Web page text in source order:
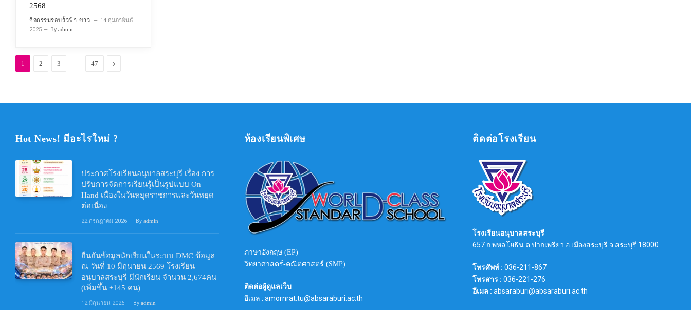
2568
กิจกรรมรอบรั้วฟ้า-ขาว
14 กุมภาพันธ์
2025
By admin
1 2 3 47 Next
Hot News! มีอะไรใหม่ ?
ประกาศโรงเรียนอนุบาลสระบุรี เรื่อง การ
ปรับการจัดการเรียนรู้เป็นรูปแบบ On
Hand เนื่องในวันหยุดราชการและวันหยุด
ต่อเนื่อง
22 กรกฎาคม 2026 By admin
ยืนยันข้อมูลนักเรียนในระบบ DMC ข้อมูล
ณ วันที่ 10 มิถุนายน 2569 โรงเรียน
อนุบาลสระบุรี มีนักเรียน จำนวน 2,674คน
(เพิ่มขึ้น +145 คน)
12 มิถุนายน 2026 By admin
ห้องเรียนพิเศษ
ภาษาอังกฤษ (EP)
วิทยาศาสตร์-คณิตศาสตร์ (SMP)
ติดต่อผู้ดูแลเว็บ
อีเมล : amornrat.tu@absaraburi.ac.th
ติดต่อโรงเรียน
โรงเรียนอนุบาลสระบุรี
657 ถ.พหลโยธิน ต.ปากเพรียว อ.เมืองสระบุรี จ.สระบุรี 18000
โทรศัพท์ : 036-211-867
โทรสาร : 036-221-276
อีเมล : absaraburi@absaraburi.ac.th